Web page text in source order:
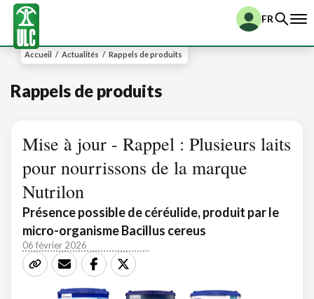
FR
Accueil / Actualités / Rappels de produits
Rappels de produits
Mise à jour - Rappel : Plusieurs laits
pour nourrissons de la marque
Nutrilon
Présence possible de céréulide, produit par le
micro-organisme Bacillus cereus
06 février 2026